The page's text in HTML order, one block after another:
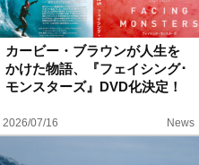
カービー・ブラウンが人生を
かけた物語、『フェイシング･
モンスターズ』DVD化決定！
2026/07/16 News